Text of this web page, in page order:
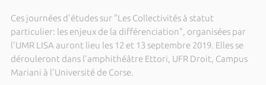
Ces journées d'études sur "Les Collectivités à statut
particulier: les enjeux de la différenciation", organisées par
l'UMR LISA auront lieu les 12 et 13 septembre 2019. Elles se
dérouleront dans l'amphithéâtre Ettori, UFR Droit, Campus
Mariani à l'Université de Corse.